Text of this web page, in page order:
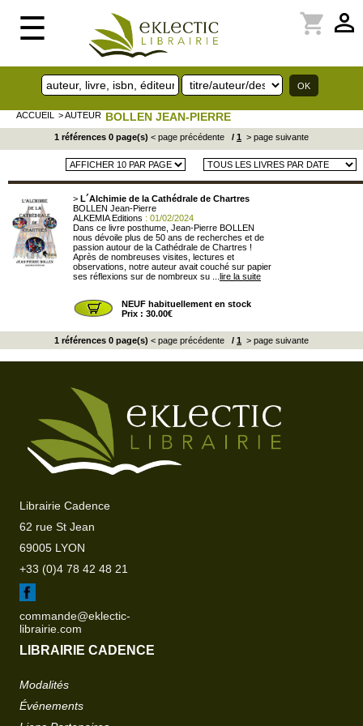
☰ perm_identity
shopping_cart
ACCUEIL > AUTEUR BOLLEN JEAN-PIERRE
1 références 0 page(s) < page précédente / 1 > page suivante
> L´Alchimie de la Cathédrale de Chartres
BOLLEN Jean-Pierre
ALKEMIA Editions : 01/02/2024
Dans ce livre posthume, Jean-Pierre BOLLEN
nous dévoile plus de 50 ans de recherches et de
passion autour de la Cathédrale de Chartres !
Après de nombreuses visites, lectures et
observations, notre auteur avait couché sur papier
ses réflexions sur de nombreux su ... lire la suite
NEUF habituellement en stock
Prix : 30.00€
1 références 0 page(s) < page précédente / 1 > page suivante
Librairie Cadence
62 rue St Jean
69005 LYON
+33 (0)4 78 42 48 21
commande@eklectic-
librairie.com
LIBRAIRIE CADENCE
Modalités
Événements